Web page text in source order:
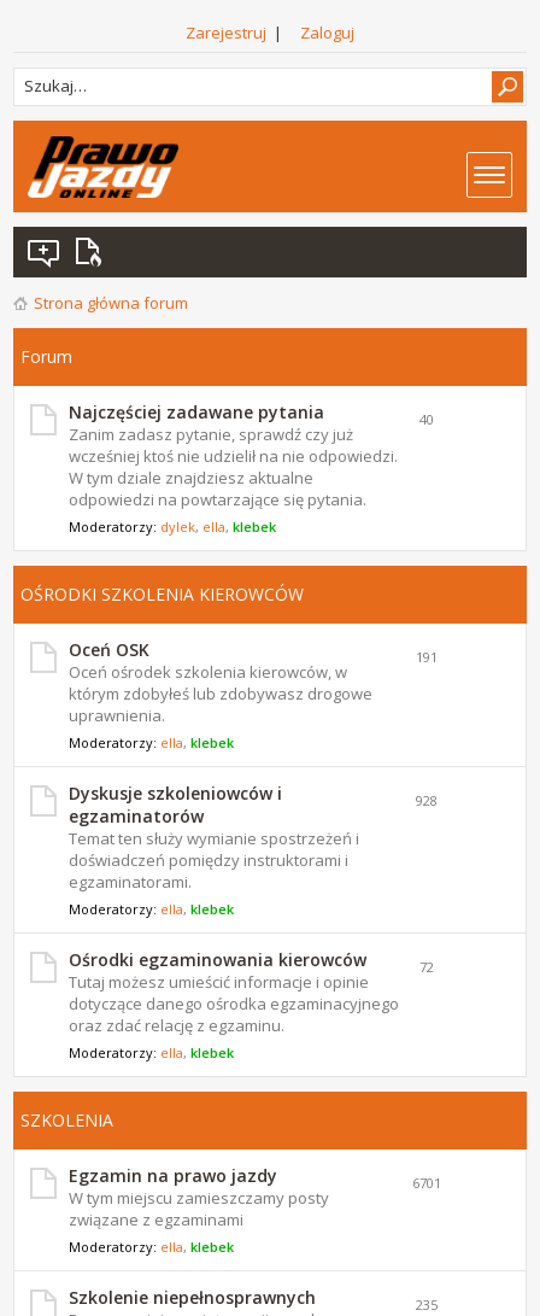
Zarejestruj | Zaloguj
Strona główna forum
Forum
Najczęściej zadawane pytania
Zanim zadasz pytanie, sprawdź czy już
wcześniej ktoś nie udzielił na nie odpowiedzi.
W tym dziale znajdziesz aktualne
odpowiedzi na powtarzające się pytania.
Moderatorzy: dylek, ella,klebek
40
OŚRODKI SZKOLENIA KIEROWCÓW
Oceń OSK
Oceń ośrodek szkolenia kierowców, w
którym zdobyłeś lub zdobywasz drogowe
uprawnienia.
Moderatorzy: ella,klebek
191
Dyskusje szkoleniowców i
egzaminatorów
Temat ten służy wymianie spostrzeżeń i
doświadczeń pomiędzy instruktorami i
egzaminatorami.
Moderatorzy: ella,klebek
928
Ośrodki egzaminowania kierowców
Tutaj możesz umieścić informacje i opinie
dotyczące danego ośrodka egzaminacyjnego
oraz zdać relację z egzaminu.
Moderatorzy: ella,klebek
72
SZKOLENIA
Egzamin na prawo jazdy
W tym miejscu zamieszczamy posty
związane z egzaminami
Moderatorzy: ella,klebek
6701
Szkolenie niepełnosprawnych 235